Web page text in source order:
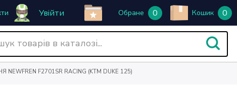
Увійти Обране 0 Кошик 0
F2701SR RACING (KTM DUKE 125)